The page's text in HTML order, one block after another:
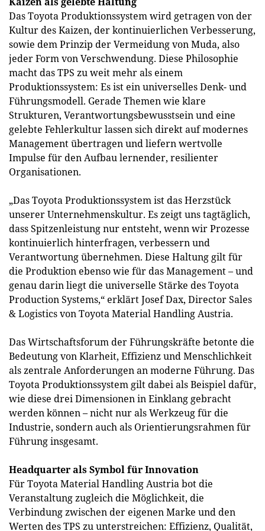
Das Toyota Produktionssystem wird getragen von der
Kultur des Kaizen, der kontinuierlichen Verbesserung,
sowie dem Prinzip der Vermeidung von Muda, also
jeder Form von Verschwendung. Diese Philosophie
macht das TPS zu weit mehr als einem
Produktionssystem: Es ist ein universelles Denk- und
Führungsmodell. Gerade Themen wie klare
Strukturen, Verantwortungsbewusstsein und eine
gelebte Fehlerkultur lassen sich direkt auf modernes
Management übertragen und liefern wertvolle
Impulse für den Aufbau lernender, resilienter
Organisationen.
„Das Toyota Produktionssystem ist das Herzstück
unserer Unternehmenskultur. Es zeigt uns tagtäglich,
dass Spitzenleistung nur entsteht, wenn wir Prozesse
kontinuierlich hinterfragen, verbessern und
Verantwortung übernehmen. Diese Haltung gilt für
die Produktion ebenso wie für das Management – und
genau darin liegt die universelle Stärke des Toyota
Production Systems,“ erklärt Josef Dax, Director Sales
& Logistics von Toyota Material Handling Austria.
Das Wirtschaftsforum der Führungskräfte betonte die
Bedeutung von Klarheit, Effizienz und Menschlichkeit
als zentrale Anforderungen an moderne Führung. Das
Toyota Produktionssystem gilt dabei als Beispiel dafür,
wie diese drei Dimensionen in Einklang gebracht
werden können – nicht nur als Werkzeug für die
Industrie, sondern auch als Orientierungsrahmen für
Führung insgesamt.
Headquarter als Symbol für Innovation
Für Toyota Material Handling Austria bot die
Veranstaltung zugleich die Möglichkeit, die
Verbindung zwischen der eigenen Marke und den
Werten des TPS zu unterstreichen: Effizienz, Qualität,